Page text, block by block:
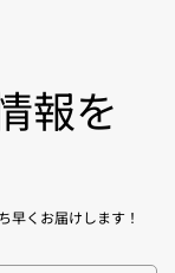
報を
早くお届けします！